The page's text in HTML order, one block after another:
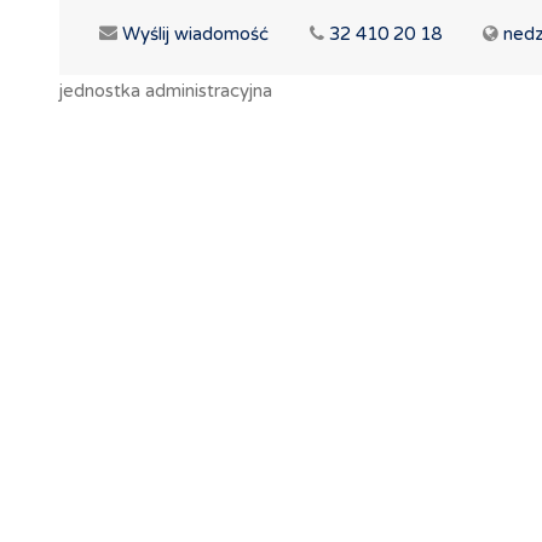
Wyślij wiadomość 32 410 20 18
jednostka administracyjna